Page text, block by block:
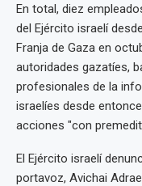
En total, diez
del Ejército israelí
Franja de Gaza en
autoridades gazatíes,
profesionales de la
israelíes desde
acciones "con
El Ejército israelí
portavoz, Avichai